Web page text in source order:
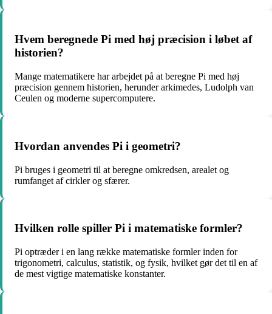
Hvem beregnede Pi med høj præcision i løbet af
historien?
Mange matematikere har arbejdet på at beregne Pi med høj
præcision gennem historien, herunder arkimedes, Ludolph van
Ceulen og moderne supercomputere.
Hvordan anvendes Pi i geometri?
Pi bruges i geometri til at beregne omkredsen, arealet og
rumfanget af cirkler og sfærer.
Hvilken rolle spiller Pi i matematiske formler?
Pi optræder i en lang række matematiske formler inden for
trigonometri, calculus, statistik, og fysik, hvilket gør det til en af
de mest vigtige matematiske konstanter.